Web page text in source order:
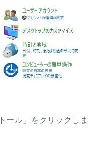
ール」をクリックしま